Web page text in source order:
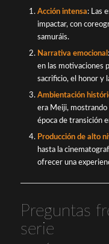
Acción intensa: Las
impactar, con
samuráis.
Narrativa emocional
en las motivaciones
sacrificio, el honor y
Ambientación
era Meiji, mostrando
época de transición
Producción de alto
hasta la
ofrecer una
Preguntas
serie